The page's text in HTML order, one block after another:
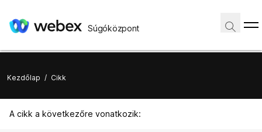
Súgóközpont
Kezdőlap / Cikk
A cikk a következőre vonatkozik: